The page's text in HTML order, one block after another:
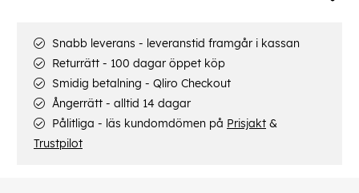
Snabb leverans - leveranstid framgår i kassan
Returrätt - 100 dagar öppet köp
Smidig betalning - Qliro Checkout
Ångerrätt - alltid 14 dagar
Pålitliga - läs kundomdömen på Prisjakt &
Trustpilot